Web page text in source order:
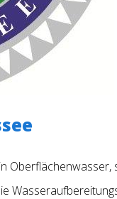
Oberflächenwasser,